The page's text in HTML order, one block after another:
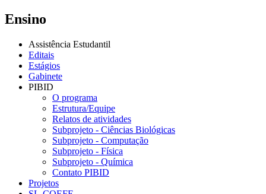
Ensino
Assistência Estudantil
Editais
Estágios
Gabinete
PIBID
O programa
Estrutura/Equipe
Relatos de atividades
Subprojeto - Ciências Biológicas
Subprojeto - Computação
Subprojeto - Física
Subprojeto - Química
Contato PIBID
Projetos